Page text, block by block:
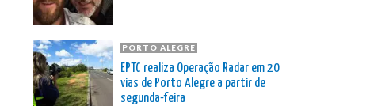
PORTO ALEGRE
EPTC realiza Operação Radar em 20
vias de Porto Alegre a partir de
segunda-feira